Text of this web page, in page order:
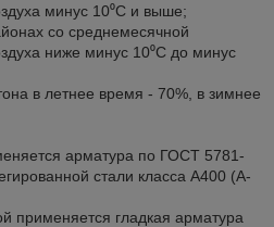
минус 10⁰С и выше;
со среднемесячной
ниже минус 10⁰С до минус
в летнее время - 70%, в зимнее
арматура по ГОСТ 5781-
стали класса А400 (А-
применяется гладкая арматура